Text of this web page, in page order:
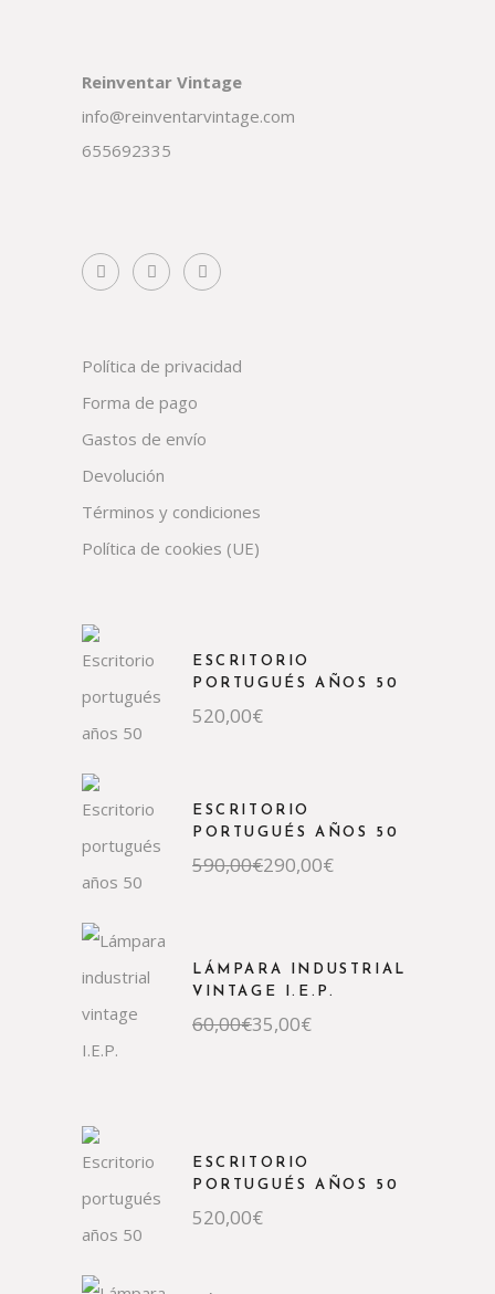
Reinventar Vintage
info@reinventarvintage.com
655692335
Política de privacidad
Forma de pago
Gastos de envío
Devolución
Términos y condiciones
Política de cookies (UE)
ESCRITORIO
PORTUGUÉS AÑOS 50
520,00€
ESCRITORIO
PORTUGUÉS AÑOS 50
590,00€
El
precio
290,00€
El
precio
LÁMPARA INDUSTRIAL
VINTAGE I.E.P.
60,00€
El
precio
35,00€
El
precio
ESCRITORIO
PORTUGUÉS AÑOS 50
520,00€